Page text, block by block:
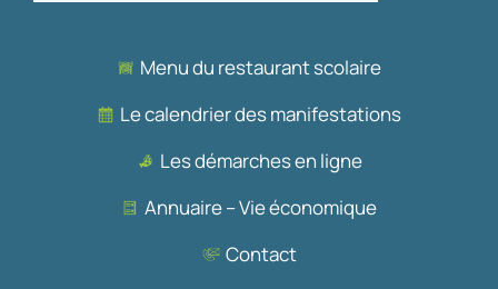
Menu du restaurant scolaire
Le calendrier des manifestations
Les démarches en ligne
Annuaire – Vie économique
Contact